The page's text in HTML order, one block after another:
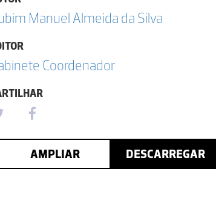
Manuel Almeida da Silva
Coordenador
AMPLIAR DESCARREGAR